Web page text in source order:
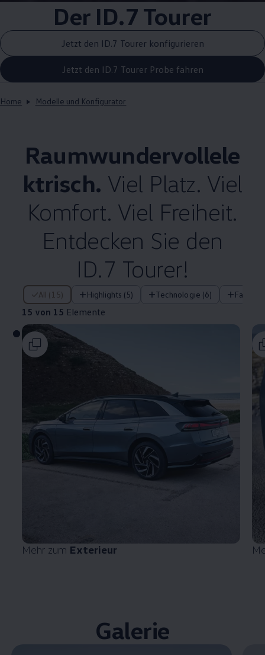
Der ID.7 Tourer
Jetzt den ID.7 Tourer konfigurieren
Jetzt den ID.7 Tourer Probe fahren
Home Modelle und Konfigurator
Raumwundervollele
ktrisch. Viel Platz. Viel
Komfort. Viel Freiheit.
Entdecken Sie den
ID.7 Tourer!
All (15) Highlights (5) Technologie (6)
15 von 15 Elemente
15 von 15 Elemente
Mehr zum Exterieur
Galerie